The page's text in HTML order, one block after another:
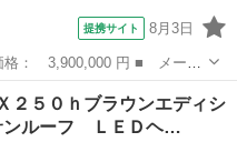
提携サイト 8月3日
グレード名： ＲＣ３００
ークルコン ＬＥＤヘッド
２５０ｈブラウンエディシ
ルーフ ＬＥＤヘ…